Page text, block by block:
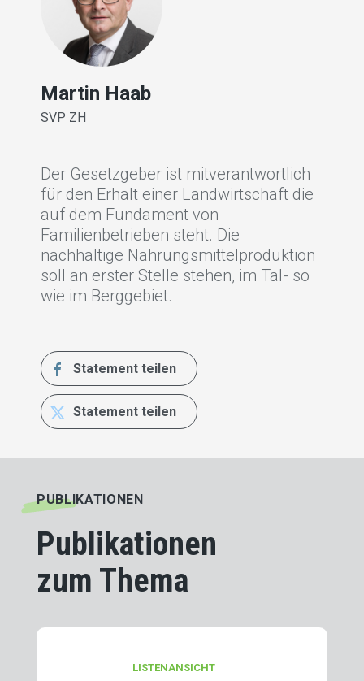
Martin Haab
SVP ZH
Der Gesetzgeber ist mitverantwortlich
für den Erhalt einer Landwirtschaft die
auf dem Fundament von
Familienbetrieben steht. Die
nachhaltige Nahrungsmittelproduktion
soll an erster Stelle stehen, im Tal- so
wie im Berggebiet.
Statement teilen
Statement teilen
PUBLIKATIONEN
Publikationen
zum Thema
LISTENANSICHT